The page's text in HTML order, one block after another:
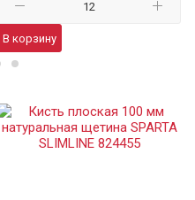
В корзину